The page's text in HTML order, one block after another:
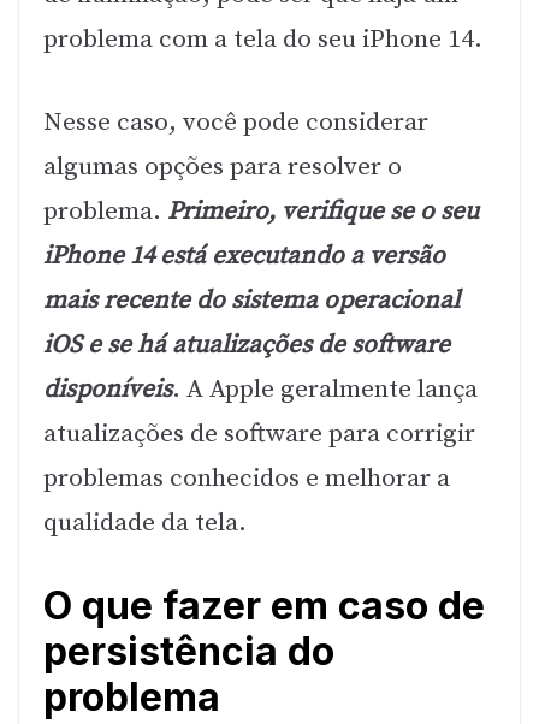
problema com a tela do seu iPhone 14.
Nesse caso, você pode considerar
algumas opções para resolver o
problema. Primeiro, verifique se o seu
iPhone 14 está executando a versão
mais recente do sistema operacional
iOS e se há atualizações de software
disponíveis. A Apple geralmente lança
atualizações de software para corrigir
problemas conhecidos e melhorar a
qualidade da tela.
O que fazer em caso de
persistência do
problema